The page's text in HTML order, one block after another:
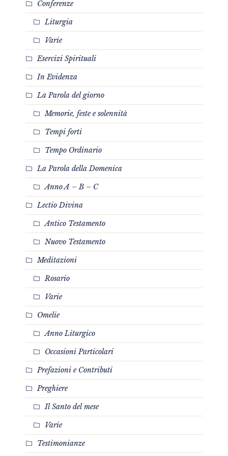
Conferenze
Liturgia
Varie
Esercizi Spirituali
In Evidenza
La Parola del giorno
Memorie, feste e solennità
Tempi forti
Tempo Ordinario
La Parola della Domenica
Anno A – B – C
Lectio Divina
Antico Testamento
Nuovo Testamento
Meditazioni
Rosario
Varie
Omelie
Anno Liturgico
Occasioni Particolari
Prefazioni e Contributi
Preghiere
Il Santo del mese
Varie
Testimonianze